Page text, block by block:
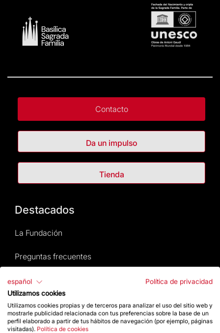
Contacto
Da un impulso
Tienda
Destacados
La Fundación
Preguntas frecuentes
Atención al Visitante
Normativa y condiciones de compra
Noticias y Actualidad
español
Política de privacidad
Utilizamos cookies
Utilizamos cookies propias y de terceros para analizar el uso del sitio web y
mostrarle publicidad relacionada con tus preferencias sobre la base de un
perfil elaborado a partir de tus hábitos de navegación (por ejemplo, páginas
visitadas). Política de cookies